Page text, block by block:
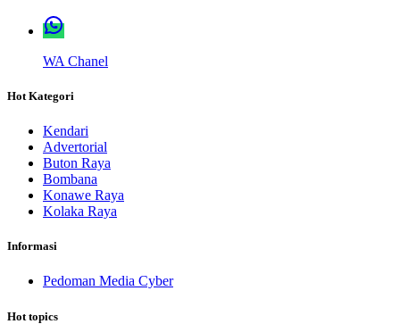
WA Chanel
Hot Kategori
Kendari
Advertorial
Buton Raya
Bombana
Konawe Raya
Kolaka Raya
Informasi
Pedoman Media Cyber
Hot topics